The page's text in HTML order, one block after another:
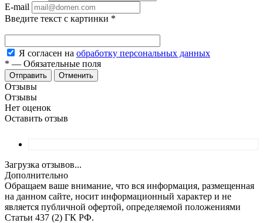
E-mail
Введите текст с картинки *
Я согласен на обработку персональных данных
* — Обязательные поля
Отменить
Отзывы
Отзывы
Нет оценок
Оставить отзыв
Загрузка отзывов...
Дополнительно
Обращаем ваше внимание, что вся информация, размещенная
на данном сайте, носит информационный характер и не
является публичной офертой, определяемой положениями
Статьи 437 (2) ГК РФ.